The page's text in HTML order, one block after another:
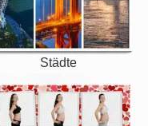
Städte